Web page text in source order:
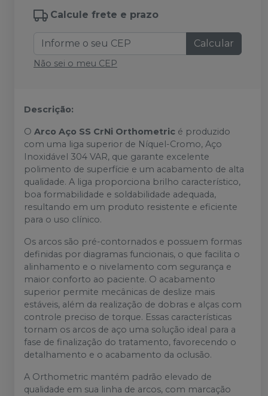
Calcule frete e prazo
Calcular
Não sei o meu CEP
Descrição:
O Arco Aço SS CrNi Orthometric é produzido
com uma liga superior de Níquel-Cromo, Aço
Inoxidável 304 VAR, que garante excelente
polimento de superfície e um acabamento de alta
qualidade. A liga proporciona brilho característico,
boa formabilidade e soldabilidade adequada,
resultando em um produto resistente e eficiente
para o uso clínico.
Os arcos são pré-contornados e possuem formas
definidas por diagramas funcionais, o que facilita o
alinhamento e o nivelamento com segurança e
maior conforto ao paciente. O acabamento
superior permite mecânicas de deslize mais
estáveis, além da realização de dobras e alças com
controle preciso de torque. Essas características
tornam os arcos de aço uma solução ideal para a
fase de finalização do tratamento, favorecendo o
detalhamento e o acabamento da oclusão.
A Orthometric mantém padrão elevado de
qualidade em sua linha de arcos, com marcação